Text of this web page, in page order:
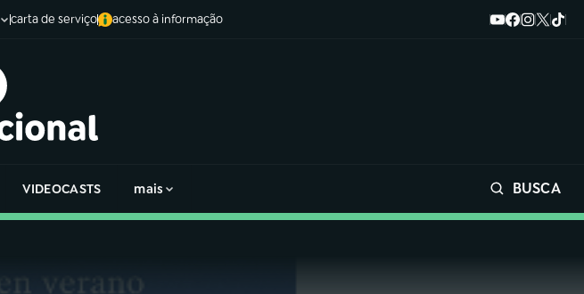
carta de serviço acesso à informação
VIDEOCASTS mais BUSCA